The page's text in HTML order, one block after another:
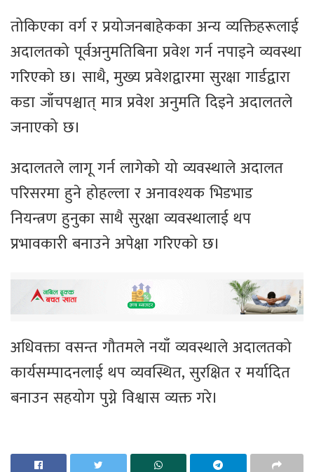
तोकिएका वर्ग र प्रयोजनबाहेकका अन्य व्यक्तिहरूलाई
अदालतको पूर्वअनुमतिबिना प्रवेश गर्न नपाइने व्यवस्था
गरिएको छ। साथै, मुख्य प्रवेशद्वारमा सुरक्षा गार्डद्वारा
कडा जाँचपश्चात् मात्र प्रवेश अनुमति दिइने अदालतले
जनाएको छ।
अदालतले लागू गर्न लागेको यो व्यवस्थाले अदालत
परिसरमा हुने होहल्ला र अनावश्यक भिडभाड
नियन्त्रण हुनुका साथै सुरक्षा व्यवस्थालाई थप
प्रभावकारी बनाउने अपेक्षा गरिएको छ।
अधिवक्ता वसन्त गौतमले नयाँ व्यवस्थाले अदालतको
कार्यसम्पादनलाई थप व्यवस्थित, सुरक्षित र मर्यादित
बनाउन सहयोग पुग्ने विश्वास व्यक्त गरे।